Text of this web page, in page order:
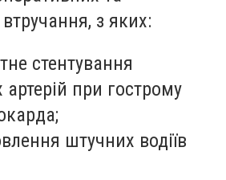
з яких:
стентування
при гострому
штучних водіїв